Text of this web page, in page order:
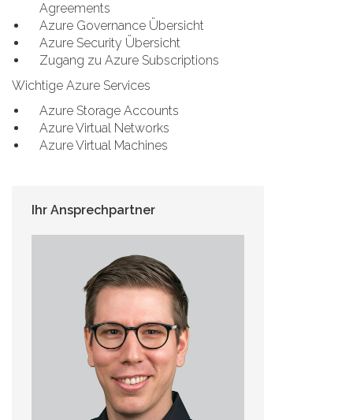
Agreements
Azure Governance Übersicht
Azure Security Übersicht
Zugang zu Azure Subscriptions
Wichtige Azure Services
Azure Storage Accounts
Azure Virtual Networks
Azure Virtual Machines
Ihr Ansprechpartner